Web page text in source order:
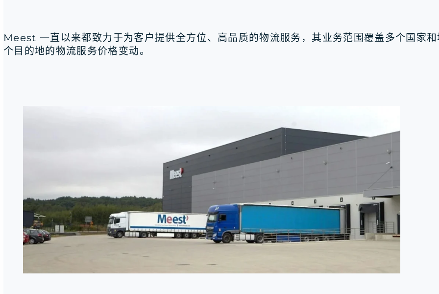
Meest 一直以来都致力于为客户提供全方位、高品质的物流服务，其业务范围覆盖多个国家
个目的地的物流服务价格变动。